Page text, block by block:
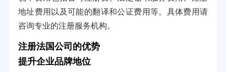
地址费用以及可能的翻译和公证费用等。具体费用请
咨询专业的注册服务机构。
注册法国公司的优势
提升企业品牌地位